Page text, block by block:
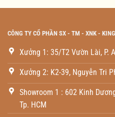
CÔNG TY CỔ PHẦN SX - TM - XNK -
Xưởng 1: 35/T2 Vườn Lài, P.
Xưởng 2: K2-39, Nguyễn Tri
Showroom 1 : 602 Kinh
Tp. HCM